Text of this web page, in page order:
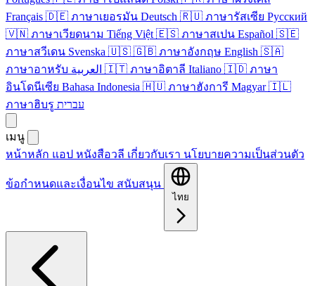
Français 🇩🇪 ภาษา​เยอรมัน Deutsch 🇷🇺 ภาษา​รัสเซีย Русский
🇻🇳 ภาษา​เวียดนาม Tiếng Việt 🇪🇸 ภาษา​สเปน Español 🇸🇪
ภาษา​สวีเดน Svenska 🇺🇸 🇬🇧 ภาษา​อังกฤษ English 🇸🇦
ภาษา​อาหรับ العربية 🇮🇹 ภาษา​อิตาลี Italiano 🇮🇩 ภาษา​
อินโดนีเซีย Bahasa Indonesia 🇭🇺 ภาษา​ฮังการี Magyar 🇮🇱
ภาษา​ฮิบรู עברית
เมนู
หน้า​หลัก แอป หนังสือวลี เกี่ยวกับ​เรา นโยบายความเป็นส่วนตัว
ข้อกำหนดและเงื่อนไข สนับสนุน
ไทย